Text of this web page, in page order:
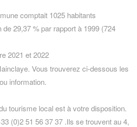
comptait 1025 habitants
29,37 % par rapport à 1999 (724
2021 et 2022
Vous trouverez ci-dessous les
information.
tourisme local est à votre disposition.
(0)2 51 56 37 37 .Ils se trouvent au 4,